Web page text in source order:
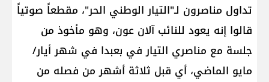
تداول مناصرون لـ"التيار الوطني الحر"، مقطعاً صوتياً
قالوا إنه يعود للنائب آلان عون، وهو مأخوذ من
جلسة مع مناصري التيار في بعبدا في شهر أيار/
مايو الماضي، أي قبل ثلاثة أشهر من فصله من